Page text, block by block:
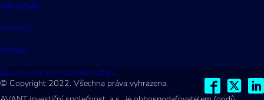
Náš příběh
Portfolio
Odkazy
Zásady ochrany osobních údajů
© Copyright 2022. Všechna práva vyhrazena.